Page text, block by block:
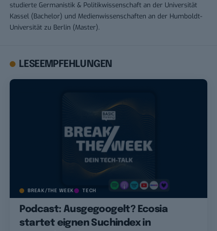
studierte Germanistik & Politikwissenschaft an der Universität
Kassel (Bachelor) und Medienwissenschaften an der Humboldt-
Universität zu Berlin (Master).
LESEEMPFEHLUNGEN
BREAK/THE WEEK TECH
Podcast: Ausgegoogelt? Ecosia
startet eignen Suchindex in